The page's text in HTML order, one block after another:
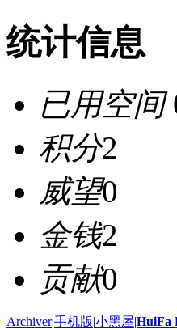
统计信息
已用空间
积分2
威望0
金钱2
贡献0
Archiver|手机版|小黑屋|HuiFa